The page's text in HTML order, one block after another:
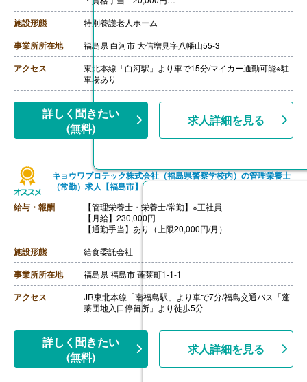
・処遇改善手当 26,000円
［その他手当］
・家族手当
・住宅手当（条件有）
【賞与】年2回（計4.37ヶ月分）※前年度実績
【通勤手当】あり（上限18,500円/月）
【昇給】あり（1月あたり1.00％-1.01％）※前年度実績
【退職金】あり※規定あり、共済加入
施設形態 特別養護老人ホーム
事業所所在地 福島県 白河市 大信増見字八幡山55-3
アクセス
東北本線「白河駅」より車で15分/マイカー通勤可能※駐
車場あり
詳しく聞きたい
(無料)
求人詳細を見る
キョウワプロテック株式会社（福島県警察学校内）の管理栄養士
（常勤）求人【福島市】
給与・報酬
【管理栄養士・栄養士/常勤】※正社員
【月給】230,000円
【通勤手当】あり（上限20,000円/月）
施設形態 給食委託会社
事業所所在地 福島県 福島市 蓬莱町1-1-1
アクセス
JR東北本線「南福島駅」より車で7分/福島交通バス「蓬
莱団地入口停留所」より徒歩5分
詳しく聞きたい
(無料)
求人詳細を見る